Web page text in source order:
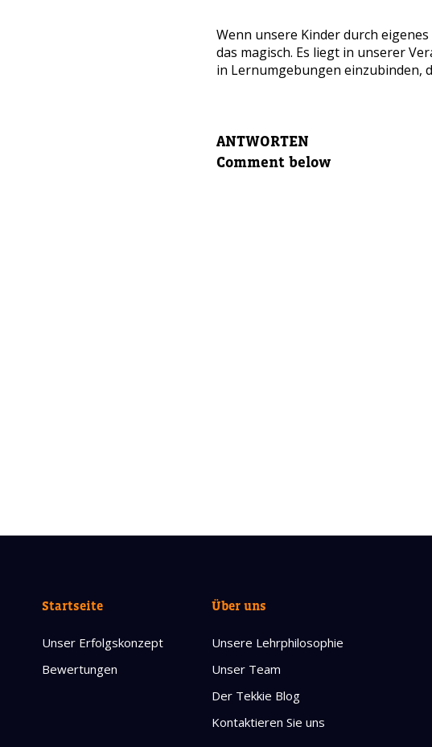
Wenn unsere Kinder durch
das magisch. Es liegt in unserer
in Lernumgebungen einzubinden,
ANTWORTEN
Comment below
Startseite
Unser Erfolgskonzept
Bewertungen
Über uns
Unsere Lehrphilosophie
Unser Team
Der Tekkie Blog
Kontaktieren Sie uns
Eltern vollständiger